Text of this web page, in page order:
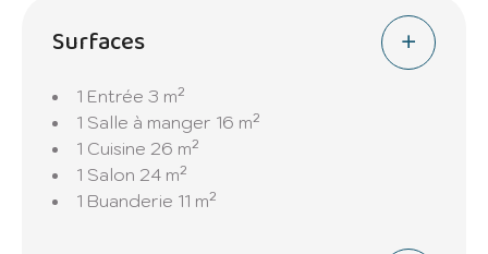
Deux grands greniers de 25 et 47m2
complètent parfaitement cette demeure
pleine de charme.
La propriété bénéficie également d'un grand
garage de 39m2 et d'une élégante cour sans
vis-à-vis et joliment arboré.
Surfaces
1 Entrée 3 m²
1 Salle à manger 16 m²
1 Cuisine 26 m²
1 Salon 24 m²
1 Buanderie 11 m²